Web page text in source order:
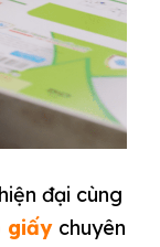
đại cùng
giấy chuyên